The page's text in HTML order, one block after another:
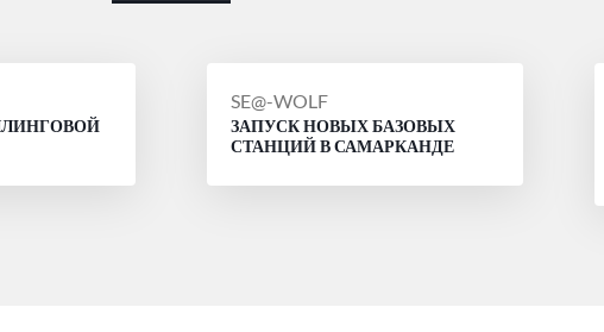
СООБЩЕНИЕ
ОТ
SE@-WOLF
ЗАПУСК НОВЫХ БАЗОВЫХ
СТАНЦИЙ В САМАРКАНДЕ